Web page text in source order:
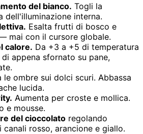
del bianco. Togli la
dell'illuminazione interna.
Esalta frutti di bosco e
mai con il cursore globale.
calore. Da +3 a +5 di temperatura
appena sfornato su pane,
le ombre sui dolci scuri. Abbassa
lucida.
Aumenta per croste e mollica.
e mousse.
del cioccolato regolando
canali rosso, arancione e giallo.